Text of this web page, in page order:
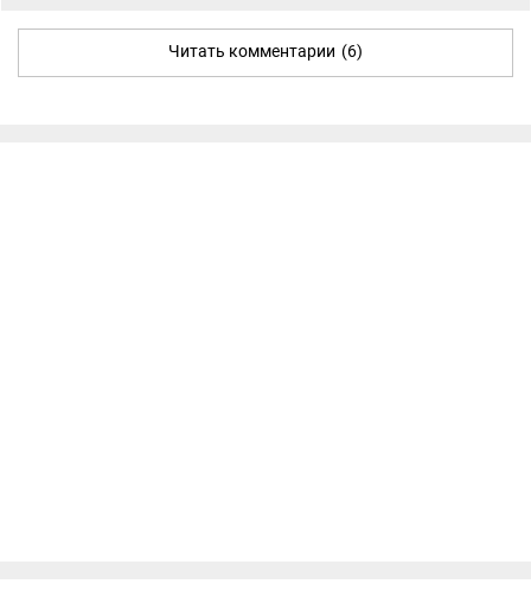
Читать комментарии (6)